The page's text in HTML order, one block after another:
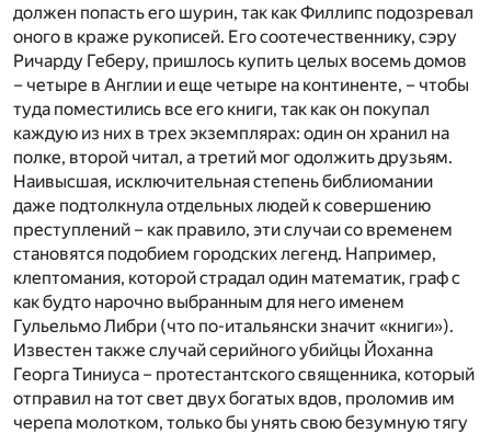
должен попасть его шурин, так как Филлипс подозревал
оного в краже рукописей. Его соотечественнику, сэру
Ричарду Геберу, пришлось купить целых восемь домов
– четыре в Англии и еще четыре на континенте, – чтобы
туда поместились все его книги, так как он покупал
каждую из них в трех экземплярах: один он хранил на
полке, второй читал, а третий мог одолжить друзьям.
Наивысшая, исключительная степень библиомании
даже подтолкнула отдельных людей к совершению
преступлений – как правило, эти случаи со временем
становятся подобием городских легенд. Например,
клептомания, которой страдал один математик, граф с
как будто нарочно выбранным для него именем
Гульельмо Либри (что по-итальянски значит «книги»).
Известен также случай серийного убийцы Йоханна
Георга Тиниуса – протестантского священника, который
отправил на тот свет двух богатых вдов, проломив им
черепа молотком, только бы унять свою безумную тягу